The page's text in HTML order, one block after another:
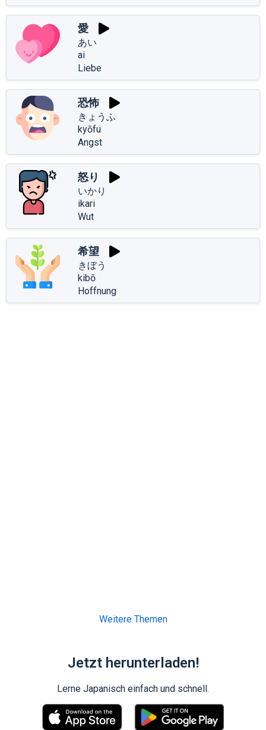
愛
あい
ai
Liebe
恐怖
きょうふ
kyōfu
Angst
怒り
いかり
ikari
Wut
希望
きぼう
kibō
Hoffnung
Weitere Themen
Jetzt herunterladen!
Lerne Japanisch einfach und schnell.